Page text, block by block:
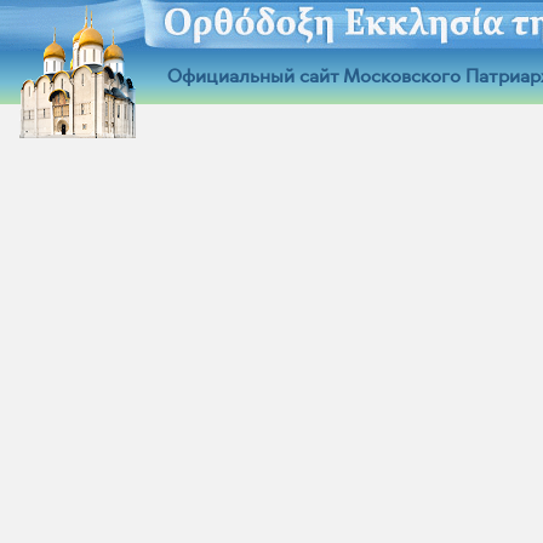
Официальный сайт Московского